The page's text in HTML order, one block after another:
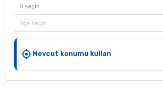
İl seçin
İlçe seçin
Mevcut konumu kullan